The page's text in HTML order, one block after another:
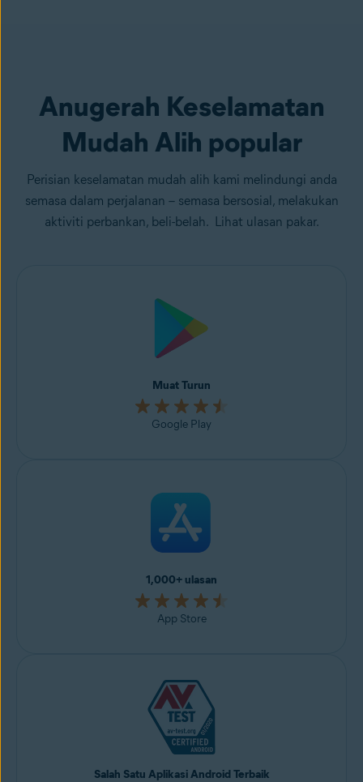
Anugerah Keselamatan
Mudah Alih popular
Perisian keselamatan mudah alih kami melindungi anda
semasa dalam perjalanan – semasa bersosial, melakukan
aktiviti perbankan, beli-belah. Lihat ulasan pakar.
Muat Turun
Google Play
1,000+ ulasan
App Store
Salah Satu Aplikasi Android Terbaik